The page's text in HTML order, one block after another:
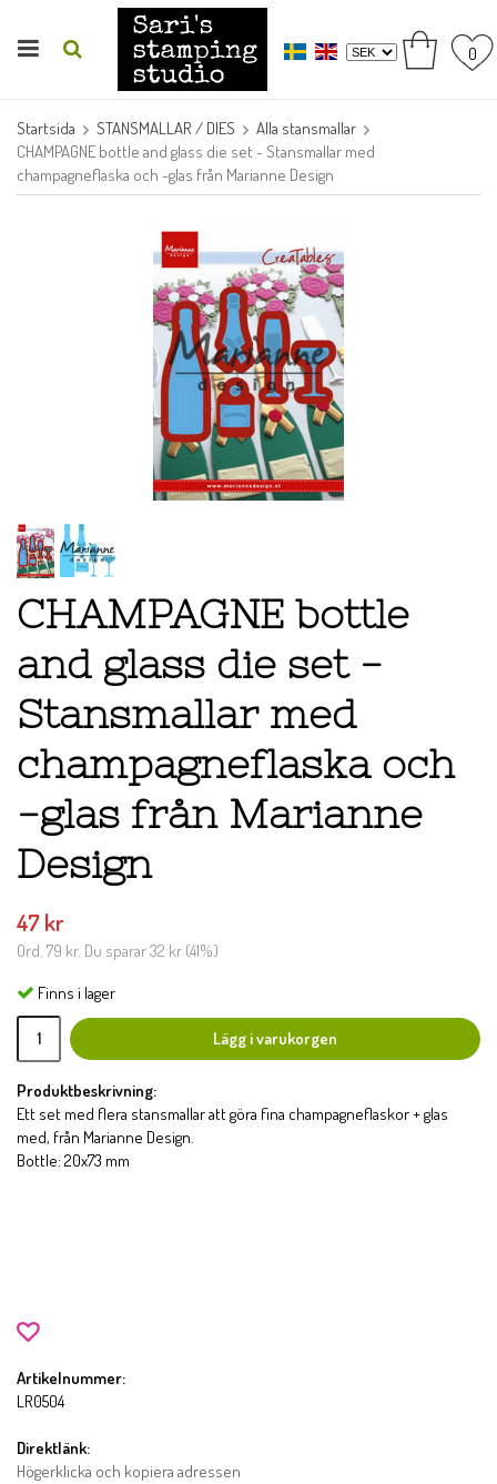
0
Startsida STANSMALLAR / DIES
Alla stansmallar
CHAMPAGNE bottle and glass die set - Stansmallar med
champagneflaska och -glas från Marianne Design
CHAMPAGNE bottle
and glass die set -
Stansmallar med
champagneflaska och
-glas från Marianne
Design
47 kr
Ord. 79 kr. Du sparar32 kr (41%)
Finns i lager
Lägg i varukorgen
Produktbeskrivning:
Ett set med flera stansmallar att göra fina champagneflaskor + glas
med, från Marianne Design.
Bottle: 20x73 mm
Artikelnummer:
LR0504
Direktlänk:
Högerklicka och kopiera adressen